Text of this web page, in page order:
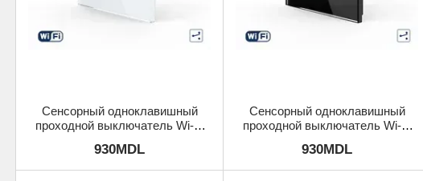
Сенсорный одноклавишный
проходной выключатель Wi-Fi
930MDL
Сенсорный одноклавишный
проходной выключатель Wi-Fi
930MDL